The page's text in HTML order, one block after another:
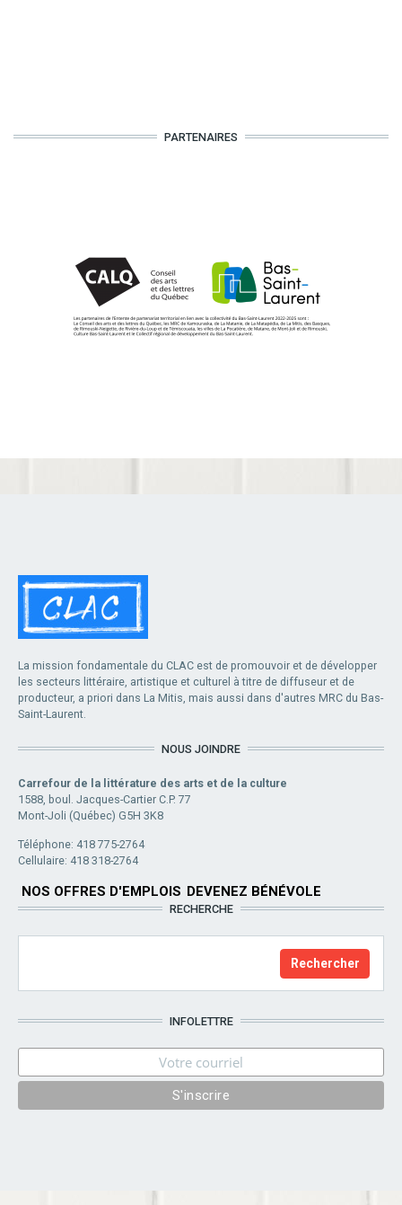
PARTENAIRES
La mission fondamentale du CLAC est de promouvoir et de développer
les secteurs littéraire, artistique et culturel à titre de diffuseur et de
producteur, a priori dans La Mitis, mais aussi dans d'autres MRC du Bas-
Saint-Laurent.
NOUS JOINDRE
Carrefour de la littérature des arts et de la culture
1588, boul. Jacques-Cartier C.P. 77
Mont-Joli (Québec) G5H 3K8
Téléphone: 418 775-2764
Cellulaire: 418 318-2764
NOS OFFRES D'EMPLOIS DEVENEZ BÉNÉVOLE
RECHERCHE
INFOLETTRE